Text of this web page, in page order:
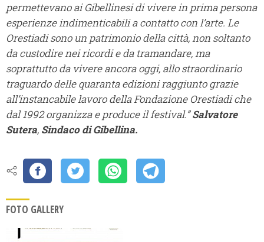
permettevano ai Gibellinesi di vivere in prima persona
esperienze indimenticabili a contatto con l’arte. Le
Orestiadi sono un patrimonio della città, non soltanto
da custodire nei ricordi e da tramandare, ma
soprattutto da vivere ancora oggi, allo straordinario
traguardo delle quaranta edizioni raggiunto grazie
all’instancabile lavoro della Fondazione Orestiadi che
dal 1992 organizza e produce il festival.”Salvatore
Sutera, Sindaco di Gibellina.
FOTO GALLERY